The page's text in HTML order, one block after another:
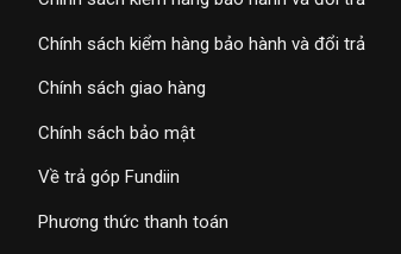
Chính sách kiểm hàng bảo hành và đổi trả
Chính sách giao hàng
Chính sách bảo mật
Về trả góp Fundiin
Phương thức thanh toán